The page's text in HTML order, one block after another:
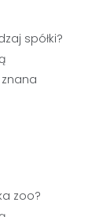
spółki?
zoo?